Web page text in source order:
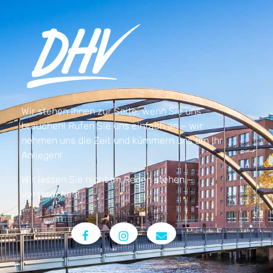
Wir stehen Ihnen zur Seite, wenn Sie uns
brauchen! Rufen Sie uns einfach an – wir
nehmen uns die Zeit und kümmern uns um Ihr
Anliegen!
Wir lassen Sie nicht im Regen stehen –
versprochen!